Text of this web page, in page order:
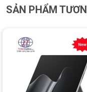
mua sản phẩm
2TB với giá ưu đãi
SẢN PHẨM